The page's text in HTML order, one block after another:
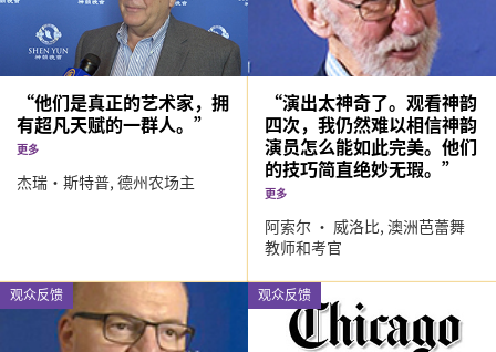
“他们是真正的艺术家，拥
有超凡天赋的一群人。”
更多
杰瑞·斯特普, 德州农场主
“演出太神奇了。观看神韵
四次，我仍然难以相信神韵
演员怎么能如此完美。他们
的技巧简直绝妙无瑕。”
更多
阿索尔 · 威洛比,澳洲芭蕾舞
教师和考官
观众反馈 观众反馈